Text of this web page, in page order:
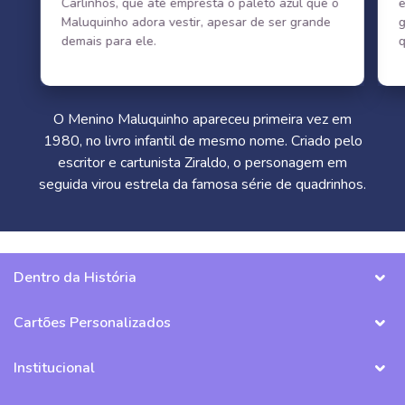
Maluquinho adora vestir, apesar de ser grande
demais para ele.
O Menino Maluquinho apareceu primeira vez em
1980, no livro infantil de mesmo nome. Criado pelo
escritor e cartunista Ziraldo, o personagem em
seguida virou estrela da famosa série de quadrinhos.
Dentro da História
Cartões Personalizados
Institucional